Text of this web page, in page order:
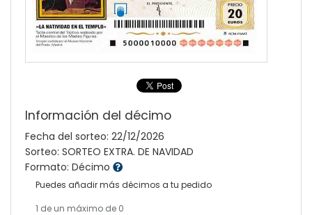
Información del décimo
Fecha del sorteo: 22/12/2026
Sorteo: SORTEO EXTRA. DE NAVIDAD
Formato: Décimo
Puedes añadir más décimos a tu pedido
1 de un máximo de 0